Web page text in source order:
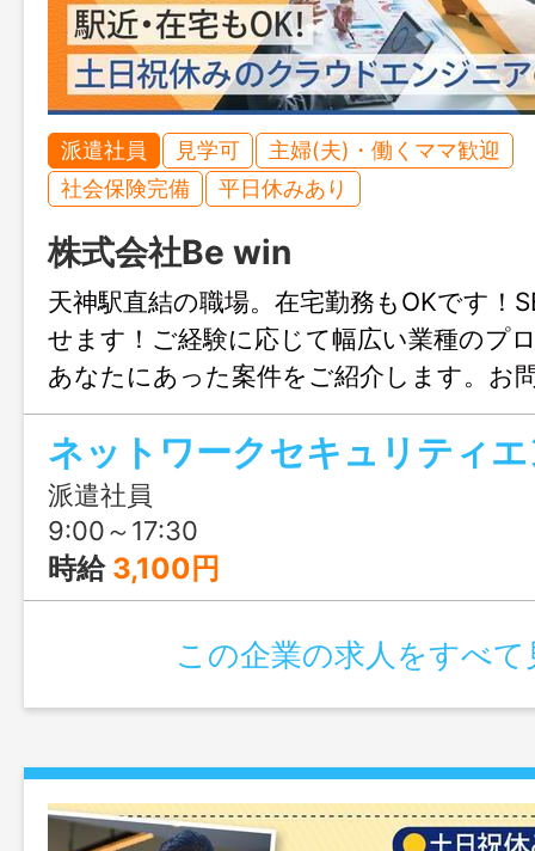
派遣社員 見学可
主婦(夫)・働くママ歓迎
社会保険完備
平日休みあり
株式会社Be win
天神駅直結の職場。在宅勤務もOKです！
せます！ご経験に応じて幅広い業種のプ
あなたにあった案件をご紹介します。お
歓迎、まずはじょぶる福岡までお気軽に
い。
ネットワークセキュリティ
派遣社員
9:00～17:30
時給 3,100円
この企業の求人をすべて